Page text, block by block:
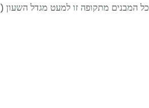
כל המבנים מתקופה זו למעט מגדל השעון (Speeltoren) נהרסו בשריפות שפקדו את העיירה במשך השנים.